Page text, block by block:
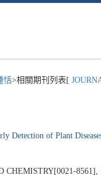
恬>相關期刊列表[
Detection of Plant
8561],